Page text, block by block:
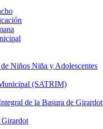
Niños Niña y Adolescentes
(SATRIM)
de la Basura de Girardot
Girardot